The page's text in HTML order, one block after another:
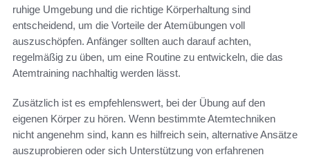
ruhige Umgebung und die richtige Körperhaltung sind
entscheidend, um die Vorteile der Atemübungen voll
auszuschöpfen. Anfänger sollten auch darauf achten,
regelmäßig zu üben, um eine Routine zu entwickeln, die das
Atemtraining nachhaltig werden lässt.
Zusätzlich ist es empfehlenswert, bei der Übung auf den
eigenen Körper zu hören. Wenn bestimmte Atemtechniken
nicht angenehm sind, kann es hilfreich sein, alternative Ansätze
auszuprobieren oder sich Unterstützung von erfahrenen